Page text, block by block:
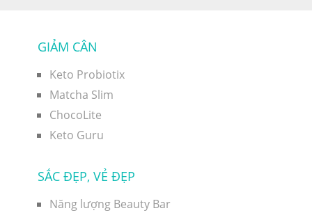
GIẢM CÂN
Keto Probiotix
Matcha Slim
ChocoLite
Keto Guru
SẮC ĐẸP, VẺ ĐẸP
Năng lượng Beauty Bar